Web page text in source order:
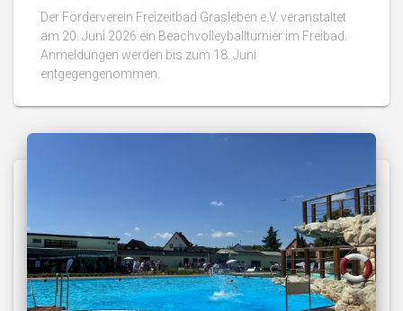
Der Förderverein Freizeitbad Grasleben e.V. veranstaltet
am 20. Juni 2026 ein Beachvolleyballturnier im Freibad.
Anmeldungen werden bis zum 18. Juni
entgegengenommen.